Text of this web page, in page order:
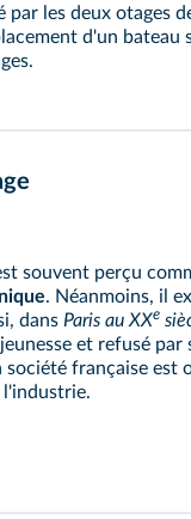
les deux otages
d'un bateau
souvent perçu
. Néanmoins, il
dans Paris au XXe
et refusé par
société française est
l'industrie.